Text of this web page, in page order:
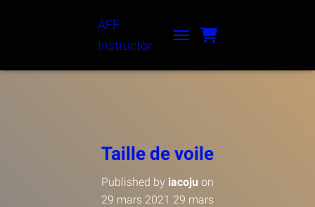
AFF
Instructor
TOGGLE NAVIGATION
Taille de voile
Published by iacoju on
29 mars 2021 29 mars